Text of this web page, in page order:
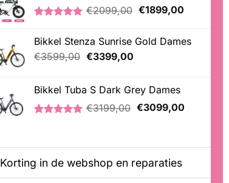
5.00
op 5
gebaseerd
op
klantbeoordelingen
€2099,00 Oorspronkelijke
€2099,00.
€1899,00Huidige
Bikkel Stenza Sunrise Gold Dames
€3599,00 Oorspronkelijke
€3599,00.
€3399,00Huidige
€3399,00.
Bikkel Tuba S Dark Grey Dames
klantbeoordeling
€3199,00 Oorspronkelijke
€3099,00Huidige
Korting in de webshop en reparaties